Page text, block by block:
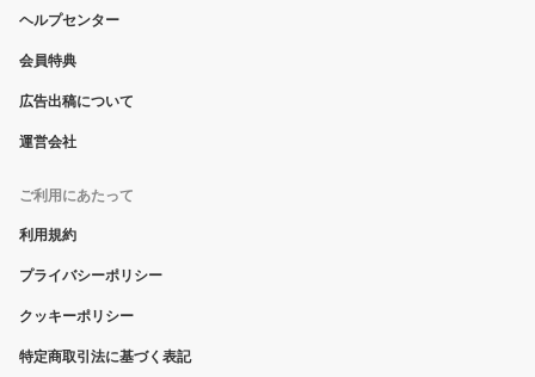
ヘルプセンター
会員特典
広告出稿について
運営会社
ご利用にあたって
利用規約
プライバシーポリシー
クッキーポリシー
特定商取引法に基づく表記